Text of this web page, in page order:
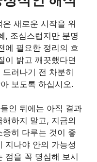
새로운 시작을 위
, 조심스럽지만 분명
에 필요한 정리의 흐
이 밝고 깨끗했다면
러나기 전 차분히
보도록 하십시오.
인 뒤에는 아직 결과
하지 말고, 지금의
히 다루는 것이 좋
지나야 안의 가능성
점을 꼭 명심해 보시